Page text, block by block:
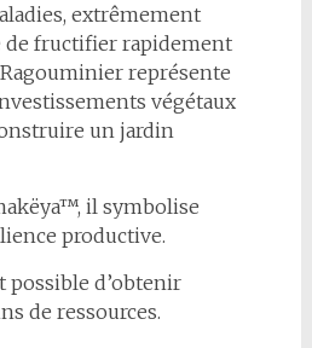
extrêmement
de fructifier rapidement
représente
végétaux
un jardin
il symbolise
productive.
possible d’obtenir
de ressources.